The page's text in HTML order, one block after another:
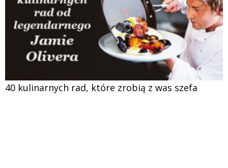
40 kulinarnych rad, które zrobią z was szefa